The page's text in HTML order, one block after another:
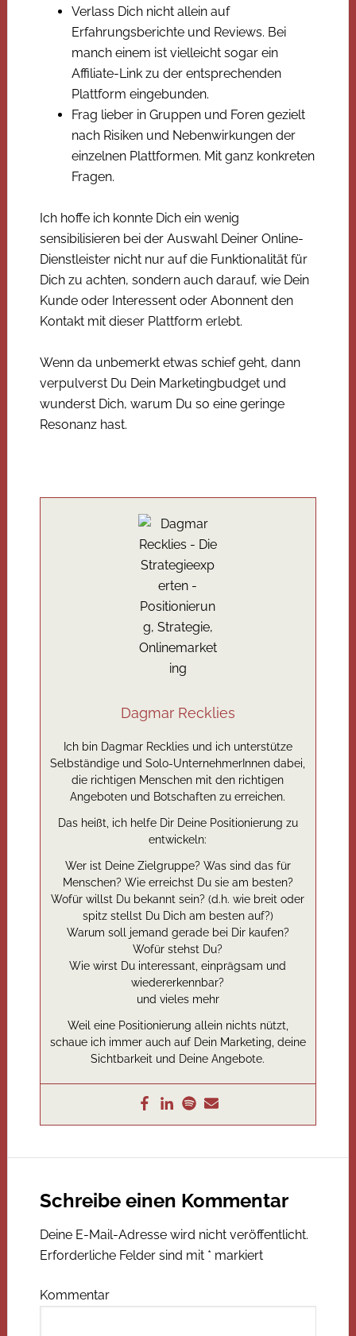
Verlass Dich nicht allein auf
Erfahrungsberichte und Reviews. Bei
manch einem ist vielleicht sogar ein
Affiliate-Link zu der entsprechenden
Plattform eingebunden.
Frag lieber in Gruppen und Foren gezielt
nach Risiken und Nebenwirkungen der
einzelnen Plattformen. Mit ganz konkreten
Fragen.
Ich hoffe ich konnte Dich ein wenig
sensibilisieren bei der Auswahl Deiner Online-
Dienstleister nicht nur auf die Funktionalität für
Dich zu achten, sondern auch darauf, wie Dein
Kunde oder Interessent oder Abonnent den
Kontakt mit dieser Plattform erlebt.
Wenn da unbemerkt etwas schief geht, dann
verpulverst Du Dein Marketingbudget und
wunderst Dich, warum Du so eine geringe
Resonanz hast.
Dagmar Recklies
Ich bin Dagmar Recklies und ich unterstütze
Selbständige und Solo-UnternehmerInnen dabei,
die richtigen Menschen mit den richtigen
Angeboten und Botschaften zu erreichen.
Das heißt, ich helfe Dir Deine Positionierung zu
entwickeln:
Wer ist Deine Zielgruppe? Was sind das für
Menschen? Wie erreichst Du sie am besten?
Wofür willst Du bekannt sein? (d.h. wie breit oder
spitz stellst Du Dich am besten auf?)
Warum soll jemand gerade bei Dir kaufen?
Wofür stehst Du?
Wie wirst Du interessant, einprägsam und
wiedererkennbar?
und vieles mehr
Weil eine Positionierung allein nichts nützt,
schaue ich immer auch auf Dein Marketing, deine
Sichtbarkeit und Deine Angebote.
Schreibe einen Kommentar
Deine E-Mail-Adresse wird nicht veröffentlicht.
Erforderliche Felder sind mit * markiert
Kommentar